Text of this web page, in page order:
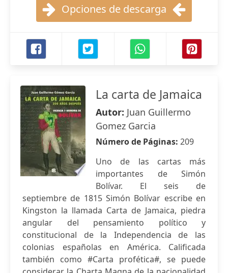
Opciones de descarga
La carta de Jamaica
Autor: Juan Guillermo
Gomez Garcia
Número de Páginas: 209
Uno de las cartas más
importantes de Simón
Bolívar. El seis de
septiembre de 1815 Simón Bolívar escribe en
Kingston la llamada Carta de Jamaica, piedra
angular del pensamiento político y
constitucional de la Independencia de las
colonias españolas en América. Calificada
también como #Carta profética#, se puede